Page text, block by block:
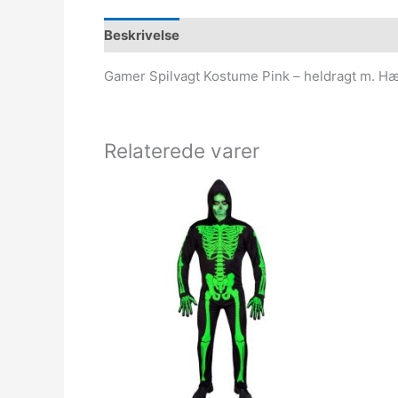
Beskrivelse
Gamer Spilvagt Kostume Pink – heldragt m.
Relaterede varer